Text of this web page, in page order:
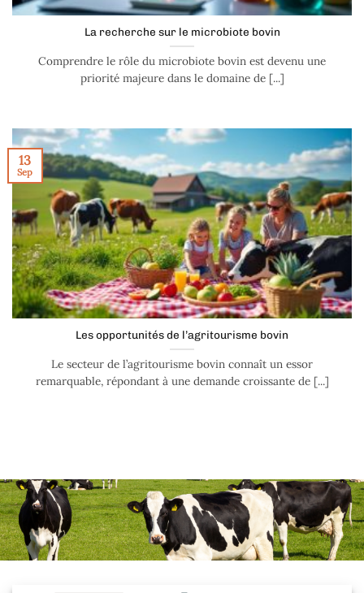
La recherche sur le microbiote bovin
Comprendre le rôle du microbiote bovin est devenu une
priorité majeure dans le domaine de [...]
Les opportunités de l’agritourisme bovin
Le secteur de l’agritourisme bovin connaît un essor
remarquable, répondant à une demande croissante de [...]
13
Sep